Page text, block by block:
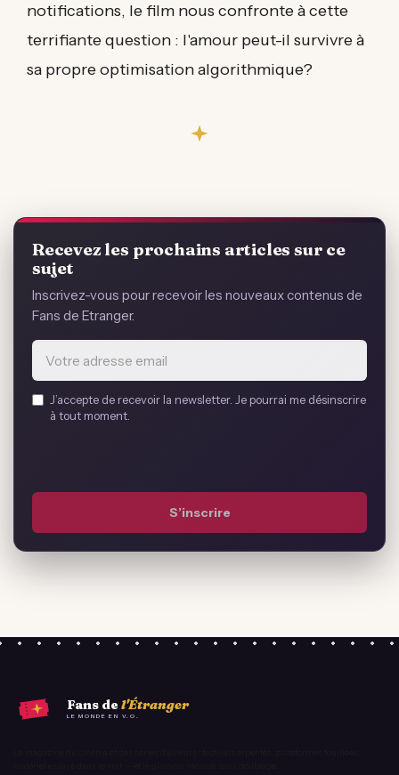
notifications, le film nous confronte à cette
terrifiante question : l'amour peut-il survivre à
sa propre optimisation algorithmique?
Recevez les prochains articles sur ce
sujet
Inscrivez-vous pour recevoir les nouveaux contenus de
Fans de Etranger.
addressJ’accepte de recevoir la newsletter. Je pourrai me désinscrire
à tout moment.
S’inscrire
Fans de l'Étranger
LE MONDE EN V.O.